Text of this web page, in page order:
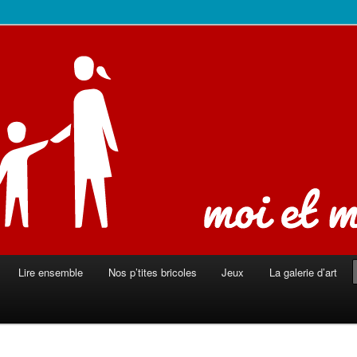
Lire ensemble Nos p’tites bricoles Jeux La galerie d’art